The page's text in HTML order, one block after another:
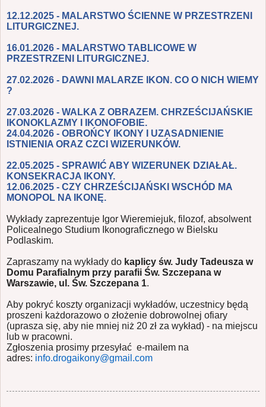
12.12.2025 - MALARSTWO ŚCIENNE W PRZESTRZENI
LITURGICZNEJ.
16.01.2026 - MALARSTWO TABLICOWE W
PRZESTRZENI LITURGICZNEJ.
27.02.2026 - DAWNI MALARZE IKON. CO O NICH WIEMY
?
27.03.2026 - WALKA Z OBRAZEM. CHRZEŚCIJAŃSKIE
IKONOKLAZMY I IKONOFOBIE.
24.04.2026 - OBROŃCY IKONY I UZASADNIENIE
ISTNIENIA ORAZ CZCI WIZERUNKÓW.
22.05.2025 - SPRAWIĆ ABY WIZERUNEK DZIAŁAŁ.
KONSEKRACJA IKONY.
12.06.2025 - CZY CHRZEŚCIJAŃSKI WSCHÓD MA
MONOPOL NA IKONĘ.
Wykłady zaprezentuje Igor Wieremiejuk, filozof, absolwent
Policealnego Studium Ikonograficznego w Bielsku
Podlaskim.
Zapraszamy na wykłady do kaplicy św. Judy Tadeusza w
Domu Parafialnym przy parafii Św. Szczepana w
Warszawie, ul. Św. Szczepana 1.
Aby pokryć koszty organizacji wykładów, uczestnicy będą
proszeni każdorazowo o złożenie dobrowolnej ofiary
(uprasza się, aby nie mniej niż 20 zł za wykład) - na miejscu
lub w pracowni.
Zgłoszenia prosimy przesyłać e-mailem na
adres: info.drogaikony@gmail.com